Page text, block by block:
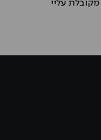
מקובלת עליי